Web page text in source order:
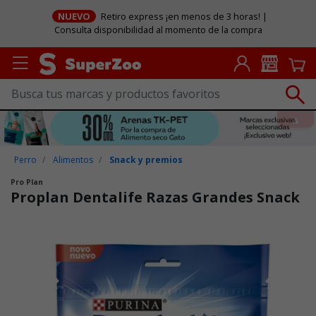
NUEVO
Retiro express ¡en menos de 3 horas! |
Consulta disponibilidad al momento de la compra
Perro Alimentos Snack y premios
Pro Plan
Proplan Dentalife Razas Grandes Snack